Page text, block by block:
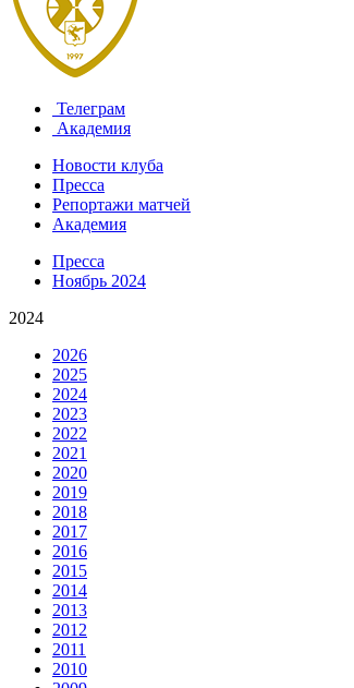
Телеграм
Академия
Новости клуба
Пресса
Репортажи матчей
Академия
Пресса
Ноябрь 2024
2024
2026
2025
2024
2023
2022
2021
2020
2019
2018
2017
2016
2015
2014
2013
2012
2011
2010